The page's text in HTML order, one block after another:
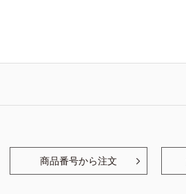
商品番号から注文